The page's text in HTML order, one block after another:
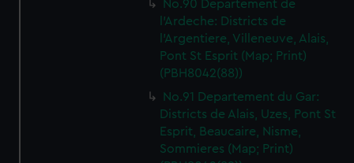
No.90 Departement de
l'Ardeche: Districts de
l'Argentiere, Villeneuve, Alais,
Pont St Esprit (Map; Print)
(PBH8042(88))
No.91 Departement du Gar:
Districts de Alais, Uzes, Pont St
Esprit, Beaucaire, Nisme,
Sommieres (Map; Print)